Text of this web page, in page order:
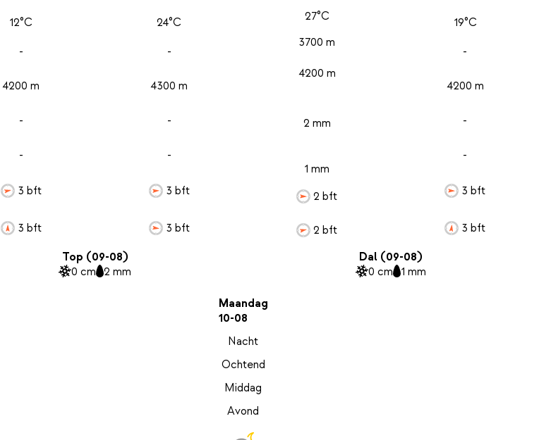
12°C
-
4200 m
-
-
3 bft
3 bft
24°C
-
4300 m
-
-
3 bft
3 bft
27°C
3700 m
4200 m
2 mm
1 mm
2 bft
2 bft
19°C
-
4200 m
-
-
3 bft
3 bft
Top (09-08)
0 cm 2 mm
Dal (09-08)
0 cm 1 mm
Maandag
10-08
Nacht
Ochtend
Middag
Avond